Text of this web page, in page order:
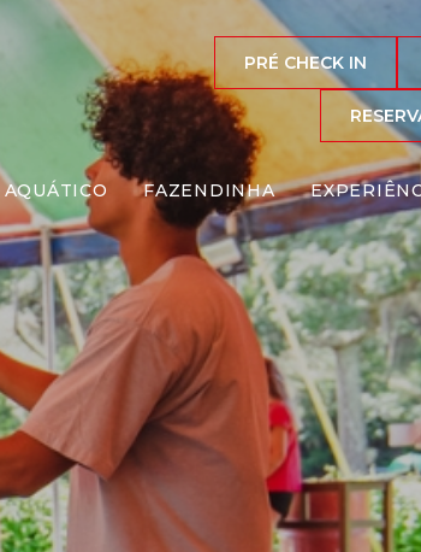
PRÉ CHECK IN
FAZENDINHA
Reserve agora, com
o melhor preço